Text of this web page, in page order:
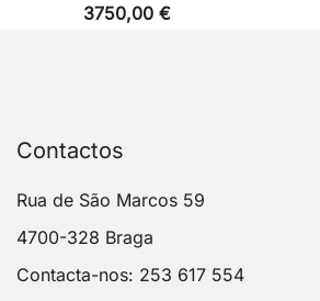
3750,00 €
Contactos
Rua de São Marcos 59
4700-328 Braga
Contacta-nos: 253 617 554